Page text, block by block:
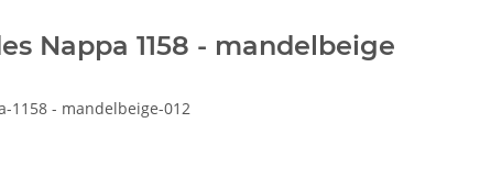
Nappa 1158 - mandelbeige
1158 - mandelbeige-012